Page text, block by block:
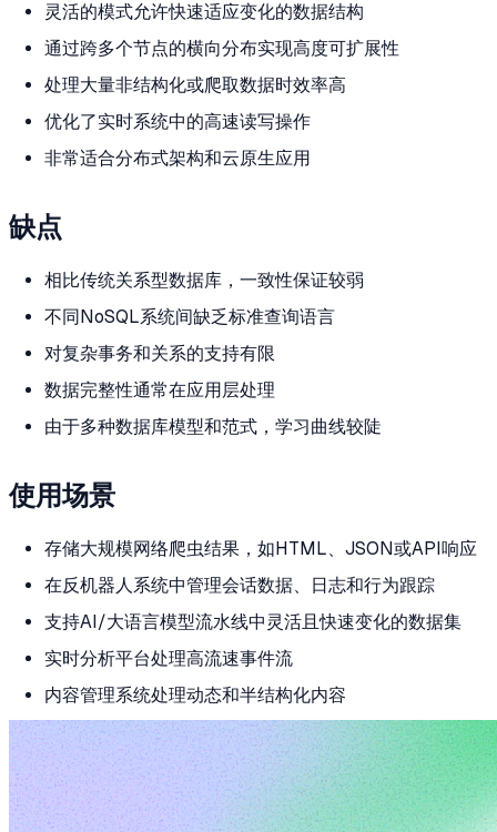
灵活的模式允许快速适应变化的数据结构
通过跨多个节点的横向分布实现高度可扩展性
处理大量非结构化或爬取数据时效率高
优化了实时系统中的高速读写操作
非常适合分布式架构和云原生应用
缺点
相比传统关系型数据库，一致性保证较弱
不同NoSQL系统间缺乏标准查询语言
对复杂事务和关系的支持有限
数据完整性通常在应用层处理
由于多种数据库模型和范式，学习曲线较陡
使用场景
存储大规模网络爬虫结果，如HTML、JSON或API响应
在反机器人系统中管理会话数据、日志和行为跟踪
支持AI/大语言模型流水线中灵活且快速变化的数据集
实时分析平台处理高流速事件流
内容管理系统处理动态和半结构化内容